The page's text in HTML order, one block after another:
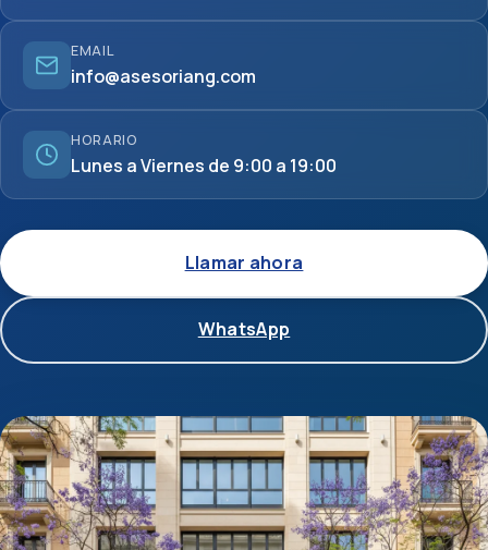
EMAIL
info@asesoriang.com
HORARIO
Lunes a Viernes de 9:00 a 19:00
Llamar ahora
WhatsApp